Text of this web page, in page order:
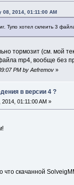
2014, 01:11:00 AM
Тупо хотел склеить 3
тормозит (см. мой
mp4, вообще без
PM by Aefremov»
в версии 4 ?
01:11:00 AM »
что скачанной